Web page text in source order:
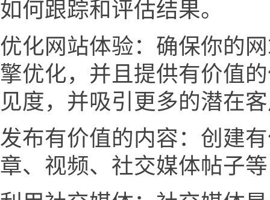
如何跟踪和评估结果。
优化网站体验：确保你的
擎优化，并且提供有价值
见度，并吸引更多的潜在
发布有价值的内容：创建
章、视频、社交媒体帖子